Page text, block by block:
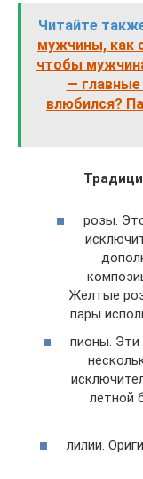
Читайте
мужчины, как
чтобы
— главные
влюбился?
розы.
Желтые
пары
пионы.
летной
лилии.